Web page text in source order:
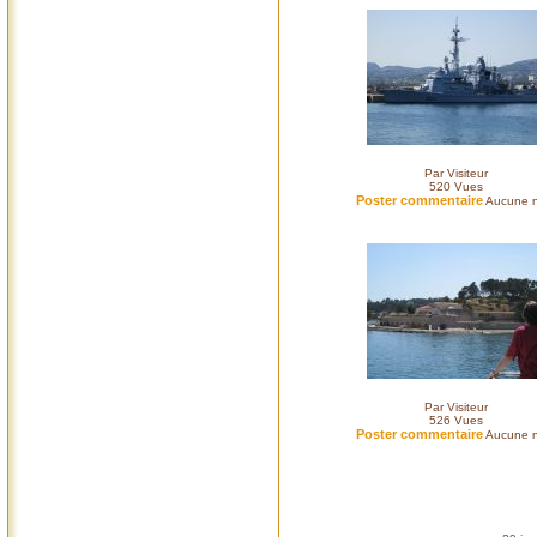
Par Visiteur
520 Vues
Poster commentaireAucune
Par Visiteur
526 Vues
Poster commentaireAucune